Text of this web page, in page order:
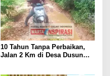
10 Tahun Tanpa Perbaikan,
Jalan 2 Km di Desa Dusun